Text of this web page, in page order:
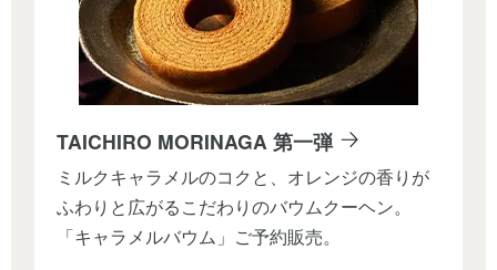
TAICHIRO MORINAGA 第一弾
ミルクキャラメルのコクと、オレンジの香りが
ふわりと広がるこだわりのバウムクーヘン。
「キャラメルバウム」ご予約販売。